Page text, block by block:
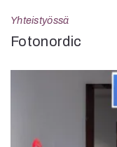
Yhteistyössä
Fotonordic